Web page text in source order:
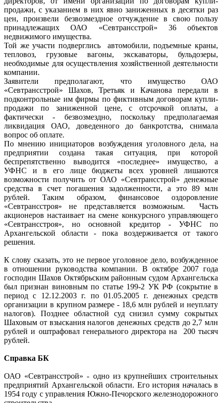
продажи, с указанием в них явно заниженных в десятки раз
цен, произвели безвозмездное отчуждение в свою пользу
принадлежащих ОАО «Севтрансстрой» 36 объектов
недвижимого имущества.
Той же участи подверглись автомобили, подъемные краны,
тепловоз, грузовые вагоны, экскаваторы, бульдозеры,
необходимые для осуществления хозяйственной деятельности
компании.
Заявители предполагают, что имущество ОАО
«Севтрансстрой» Шахов, Третьяк и Качанова передали в
подконтрольные им фирмы по фиктивным договорам купли-
продажи по заниженной цене, с отсрочкой оплаты, а
фактически - безвозмездно, поскольку предполагаемая
ликвидация ОАО, доведенного до банкротства, снимала
вопрос об оплате.
По мнению инициаторов возбуждения уголовного дела, на
предприятии создана такая ситуация, при которой
беспрепятственно выводится «последнее» имущество, а
УФНС и в его лице бюджеты всех уровней лишаются
возможности получить от ОАО «Севтрансстрой» денежные
средства в счет погашения задолженности, а это 89 млн
рублей. Таким образом, финансовое оздоровление
«Севтрансстроя» не представляется возможным. Часть
акционеров настаивает на смене конкурсного управляющего
«Севтрансстроя», но основной кредитор - УФНС по
Архангельской области - пока воздерживается от такого
решения.
К слову сказать, это не первое уголовное дело, возбужденное
в отношении руководства компании. В октябре 2007 года
господин Шахов Октябрьским районным судом Архангельска
был признан виновным по статье 199-2 УК РФ (сокрытие в
период с 12.12.2003 г. по 01.05.2005 г. денежных средств
организации в крупном размере - 18,6 млн рублей и неуплату
налогов). Позднее областной суд снизил сумму сокрытых
Шаховым от взыскания налогов денежных средств до 2,7 млн
рублей и оштрафовал генерального директора на 200 тысяч
рублей.
Справка БК
ОАО «Севтрансстрой» - одно из крупнейших строительных
предприятий Архангельской области. Его история началась в
1954 году с управления Южно-Печорского железнодорожного